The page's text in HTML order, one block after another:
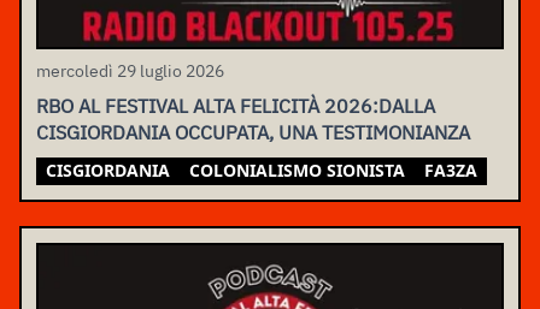
mercoledì 29 luglio 2026
RBO AL FESTIVAL ALTA FELICITÀ 2026:DALLA
CISGIORDANIA OCCUPATA, UNA TESTIMONIANZA
CISGIORDANIA COLONIALISMO SIONISTA FA3ZA